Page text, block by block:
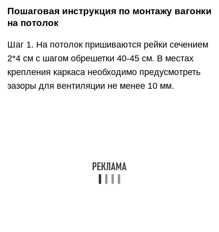
вагонке.
Шаг 3. От одной из стен начинают крепить
деревянные панели. Паз первой планки
направляют наружу и забивают в него шип
следующей. Можно и наоборот, принципиальной
разницы нет.
гвоздями или шурупами. Но самым простым и